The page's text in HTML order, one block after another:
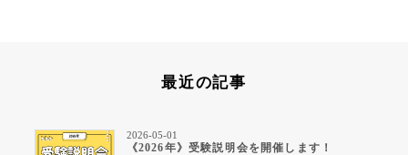
最近の記事
《2026年》受験説明会を開催します！
2026-05-01